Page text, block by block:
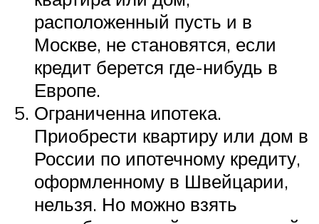
расположенный пусть и в
Москве, не становятся, если
кредит берется где-нибудь в
Европе.
Ограниченна ипотека.
Приобрести квартиру или дом в
России по ипотечному кредиту,
оформленному в Швейцарии,
нельзя. Но можно взять